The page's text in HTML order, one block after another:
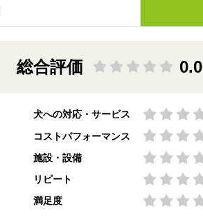
総合評価 0.0
犬への対応・サービス
コストパフォーマンス
施設・設備
リピート
満足度